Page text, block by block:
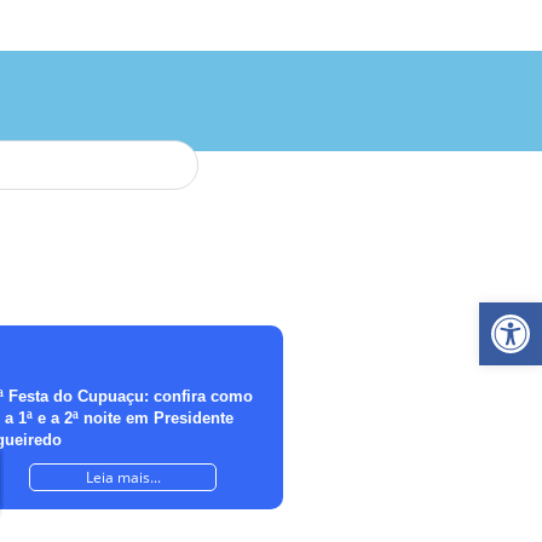
Festa do Cupuaçu: confira como
1ª e a 2ª noite em Presidente
Leia mais...